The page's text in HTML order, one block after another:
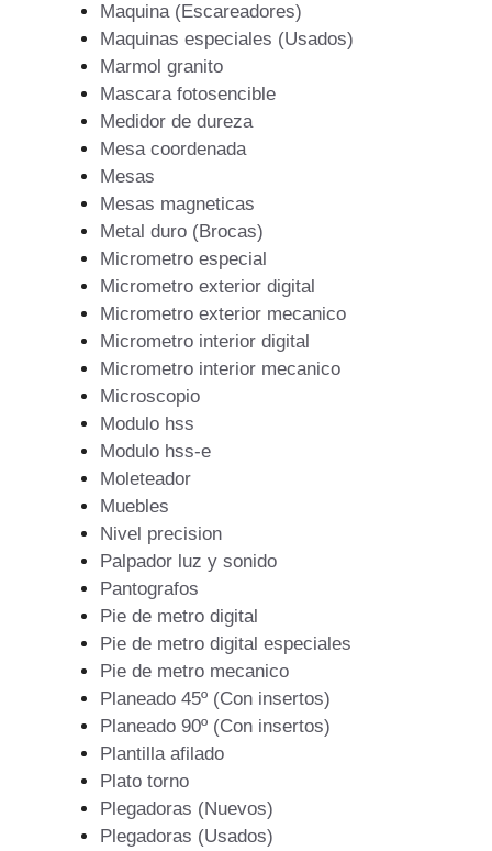
Maquina (Escareadores)
Maquinas especiales (Usados)
Marmol granito
Mascara fotosencible
Medidor de dureza
Mesa coordenada
Mesas
Mesas magneticas
Metal duro (Brocas)
Micrometro especial
Micrometro exterior digital
Micrometro exterior mecanico
Micrometro interior digital
Micrometro interior mecanico
Microscopio
Modulo hss
Modulo hss-e
Moleteador
Muebles
Nivel precision
Palpador luz y sonido
Pantografos
Pie de metro digital
Pie de metro digital especiales
Pie de metro mecanico
Planeado 45º (Con insertos)
Planeado 90º (Con insertos)
Plantilla afilado
Plato torno
Plegadoras (Nuevos)
Plegadoras (Usados)